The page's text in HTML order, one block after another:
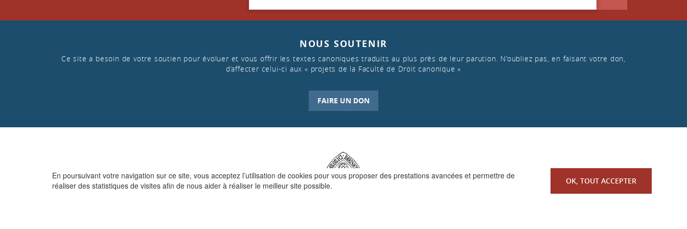
En poursuivant votre navigation sur ce site, vous acceptez l’utilisation de cookies pour vous proposer des prestations avancées et permettre de
réaliser des statistiques de visites afin de nous aider à réaliser le meilleur site possible.
OK, TOUT ACCEPTER
NOUS SOUTENIR
Ce site a besoin de votre soutien pour évoluer et vous offrir les textes canoniques traduits au plus près de leur parution. N’oubliez pas, en faisant votre don,
d’affecter celui-ci aux « projets de la Faculté de Droit canonique »
FAIRE UN DON